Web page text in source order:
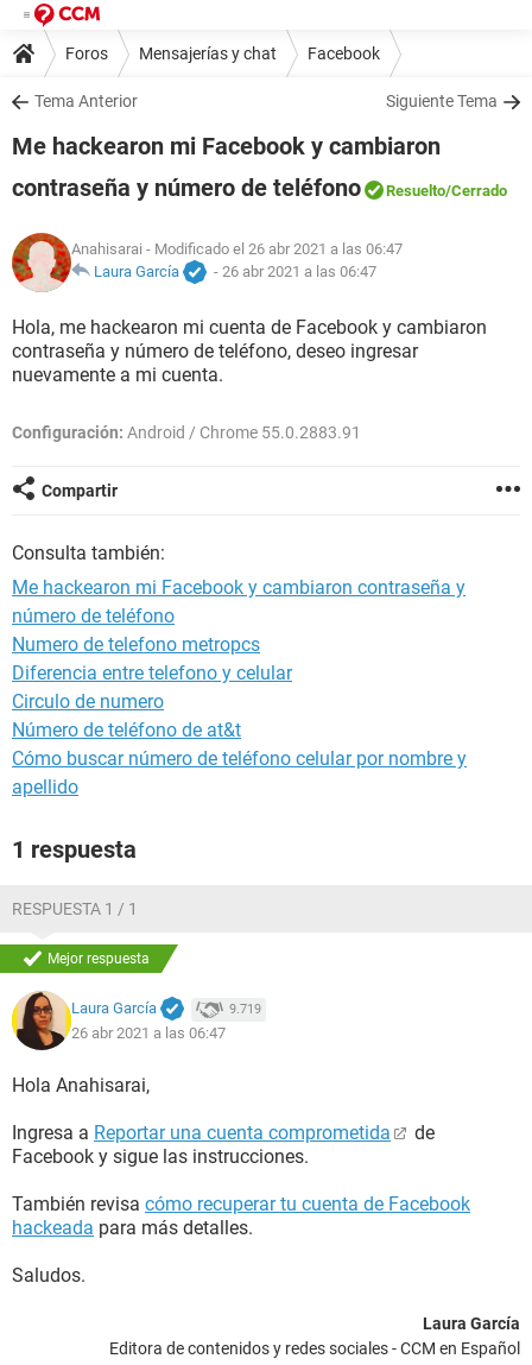
Foros Mensajerías y chat Facebook
Tema Anterior Siguiente Tema
Me hackearon mi Facebook y cambiaron
contraseña y número de teléfono
Resuelto/Cerrado
Anahisarai - Modificado el 26 abr 2021 a las 06:47
Laura García
- 26 abr 2021 a las 06:47
Hola, me hackearon mi cuenta de Facebook y cambiaron
contraseña y número de teléfono, deseo ingresar
nuevamente a mi cuenta.
Configuración: Android / Chrome 55.0.2883.91
Compartir
Consulta también:
Me hackearon mi Facebook y cambiaron contraseña y
número de teléfono
Numero de telefono metropcs
Diferencia entre telefono y celular
Circulo de numero
Número de teléfono de at&t
Cómo buscar número de teléfono celular por nombre y
apellido
1 respuesta
RESPUESTA 1 / 1
Mejor respuesta
Laura García 9.719
26 abr 2021 a las 06:47
Hola Anahisarai,
Ingresa a Reportar una cuenta comprometida
de
Facebook y sigue las instrucciones.
También revisa cómo recuperar tu cuenta de Facebook
hackeada para más detalles.
Saludos.
Laura García
Editora de contenidos y redes sociales - CCM en Español